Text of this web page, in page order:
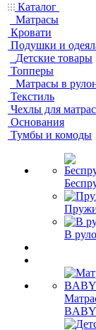
Каталог
Матрасы
Кровати
Подушки и
Детские товары
Топперы
Матрасы в
Текстиль
Чехлы для
Основания
Тумбы и комоды
В
BABY